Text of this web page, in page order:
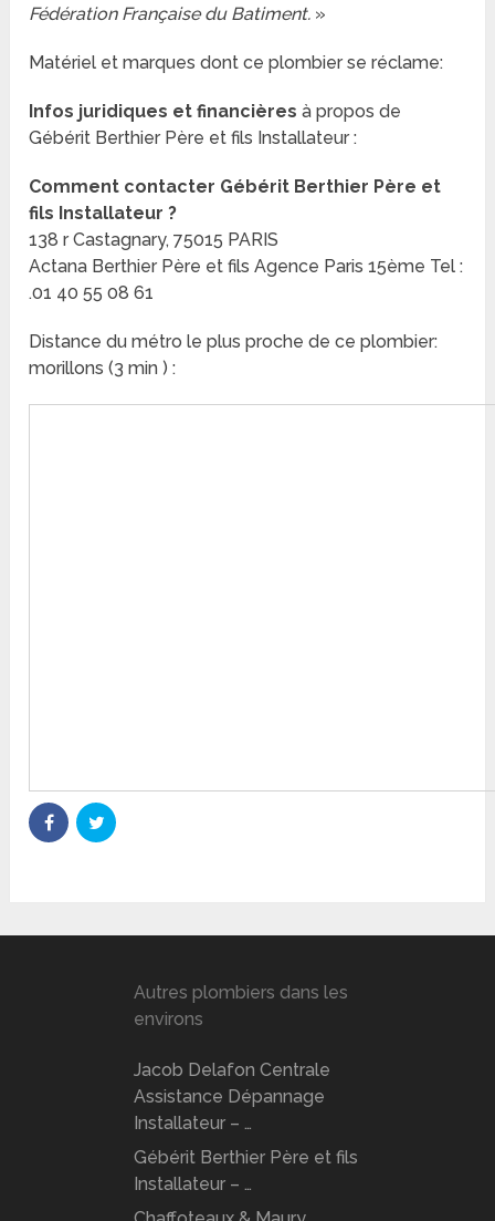
Fédération Française du Batiment. »
Matériel et marques dont ce plombier se réclame:
Infos juridiques et financières à propos de
Gébérit Berthier Père et fils Installateur :
Comment contacter Gébérit Berthier Père et
fils Installateur ?
138 r Castagnary, 75015 PARIS
Actana Berthier Père et fils Agence Paris 15ème Tel :
.01 40 55 08 61
Distance du métro le plus proche de ce plombier:
morillons (3 min ) :
Autres plombiers dans les
environs
Jacob Delafon Centrale
Assistance Dépannage
Installateur – …
Gébérit Berthier Père et fils
Installateur – …